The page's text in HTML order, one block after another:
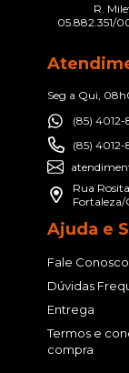
R.
05.882.351/
Seg a Qui,
(85) 4012-
(85) 4012-
Rua
Fortaleza/
Ajuda e
Fale Conosco
Dúvidas
Entrega
Termos e
compra